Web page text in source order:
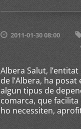
2011-01-30 08:00
Albera Salut,
de l’Albera, ha
algun tipus de
comarca, que
ho necessiten,